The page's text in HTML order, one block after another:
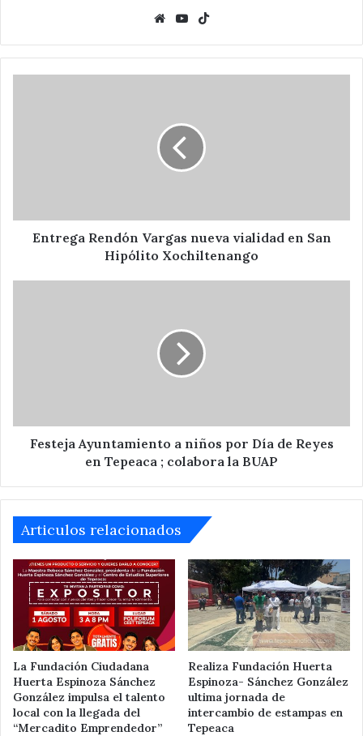
WebsiteYouTube
Xochiltenango
Entrega Rendón Vargas nueva vialidad en San
Hipólito Xochiltenango
en
Tepeaca
Festeja Ayuntamiento a niños por Día de Reyes
en Tepeaca ; colabora la BUAP
Articulos relacionados
La Fundación Ciudadana
Huerta Espinoza Sánchez
González impulsa el talento
local con la llegada del
“Mercadito Emprendedor”
Realiza Fundación Huerta
Espinoza- Sánchez González
ultima jornada de
intercambio de estampas en
Tepeaca